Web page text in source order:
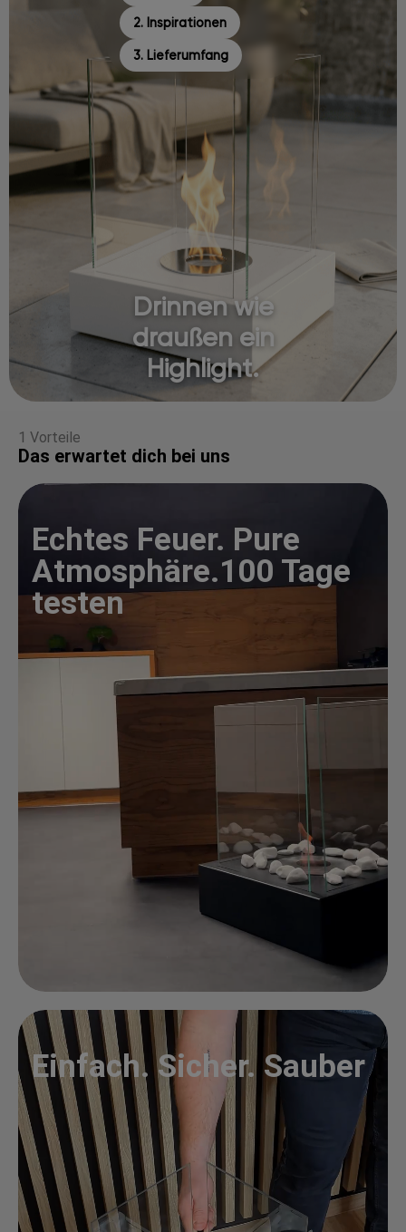
2. Inspirationen
3. Lieferumfang
Drinnen wie
draußen ein
Highlight.
1 Vorteile
Das erwartet dich bei uns
Echtes Feuer. Pure
Atmosphäre.100 Tage
testen
Einfach. Sicher. Sauber